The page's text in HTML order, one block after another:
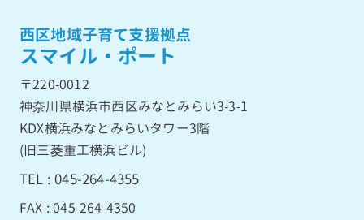
り
西区地域子育て支援拠点
スマイル・ポート
〒220-0012
神奈川県横浜市西区みなとみらい3-3-1
KDX横浜みなとみらいタワー3階
(旧三菱重工横浜ビル)
TEL : 045-264-4355
FAX : 045-264-4350